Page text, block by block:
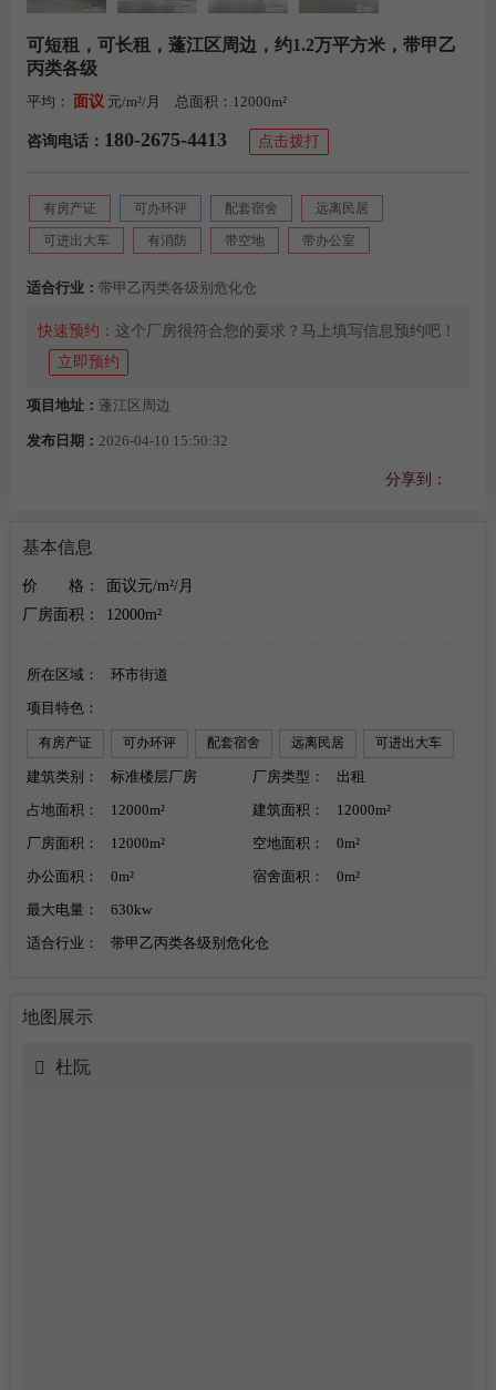
可短租，可长租，蓬江区周边，约1.2万平方米，带甲乙
丙类各级
平均： 面议 元/m²/月 总面积： 12000m²
咨询电话： 180-2675-4413 点击拨打
有房产证 可办环评 配套宿舍 远离民居
可进出大车 有消防 带空地 带办公室
适合行业： 带甲乙丙类各级别危化仓
快速预约： 这个厂房很符合您的要求？马上填写信息预约吧！
立即预约
项目地址： 蓬江区周边
发布日期： 2026-04-10 15:50:32
分享到：
基本信息
价 格：
面议元/m²/月
厂房面积：
12000m²
所在区域：
环市街道
项目特色：
有房产证 可办环评 配套宿舍 远离民居 可进出大车
有消防 带空地 带办公室
建筑类别： 标准楼层厂房 厂房类型：
出租
占地面积：
12000m² 建筑面积：
12000m²
厂房面积：
12000m² 空地面积：
0m²
办公面积：
0m² 宿舍面积：
0m²
最大电量：
630kw
适合行业：
带甲乙丙类各级别危化仓
地图展示